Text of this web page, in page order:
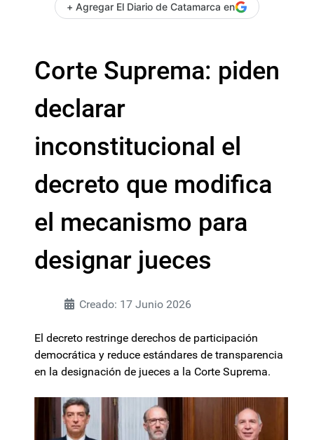
+ Agregar El Diario de Catamarca en
Corte Suprema: piden
declarar
inconstitucional el
decreto que modifica
el mecanismo para
designar jueces
Creado: 17 Junio 2026
El decreto restringe derechos de participación
democrática y reduce estándares de transparencia
en la designación de jueces a la Corte Suprema.